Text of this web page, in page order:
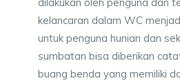
kelancaran dalam WC
untuk penguna hunian dan
sumbatan bisa diberikan
buang benda yang memiliki